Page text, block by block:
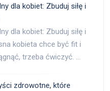
dla kobiet: Zbuduj siłę i
dla kobiet: Zbuduj siłę i
kobieta chce być fit i
trzeba ćwiczyć. …
zdrowotne, które